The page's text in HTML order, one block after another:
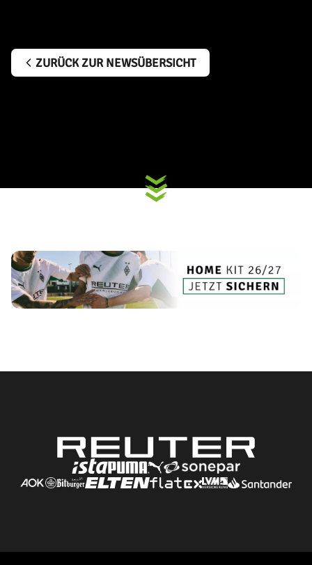
ZURÜCK ZUR NEWSÜBERSICHT